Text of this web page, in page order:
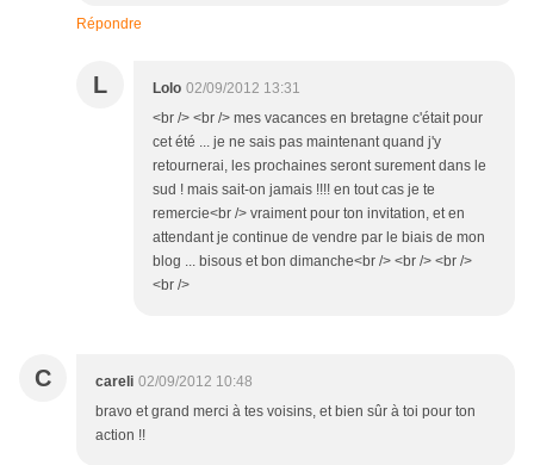
Répondre
L Lolo 02/09/2012 13:31
<br /> <br /> mes vacances en bretagne c'était pour
cet été ... je ne sais pas maintenant quand j'y
retournerai, les prochaines seront surement dans le
sud ! mais sait-on jamais !!!! en tout cas je te
remercie<br /> vraiment pour ton invitation, et en
attendant je continue de vendre par le biais de mon
blog ... bisous et bon dimanche<br /> <br /> <br />
<br />
C careli 02/09/2012 10:48
bravo et grand merci à tes voisins, et bien sûr à toi pour ton
action !!